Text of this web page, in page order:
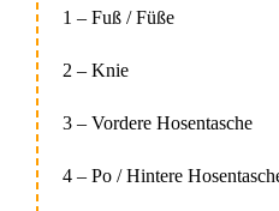
1 – Fuß / Füße
2 – Knie
3 – Vordere Hosentasche
4 – Po / Hintere